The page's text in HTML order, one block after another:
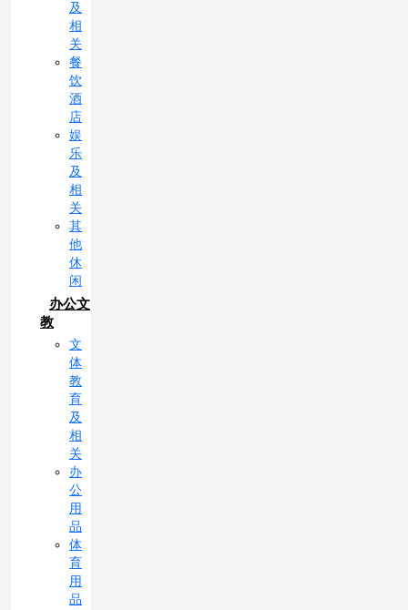
及
相
关
餐
饮
酒
店
娱
乐
及
相
关
其
他
休
闲
办公文
教
文
体
教
育
及
相
关
办
公
用
品
体
育
用
品